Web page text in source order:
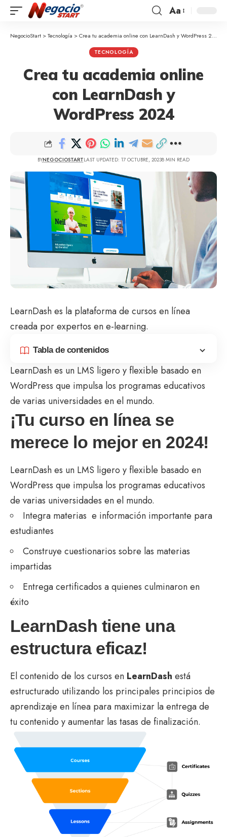
Aa
NegocioStart >Tecnología >Crea tu academia online con LearnDash y WordPress 2024
TECNOLOGÍA
Crea tu academia online
con LearnDash y
WordPress 2024
BYNEGOCIOSTARTLAST UPDATED: 17 OCTUBRE, 20238 MIN READ
LearnDash es la plataforma de cursos en línea
creada por expertos en e-learning.
Tabla de contenidos
LearnDash es un LMS ligero y flexible basado en
WordPress que impulsa los programas educativos
de varias universidades en el mundo.
¡Tu curso en línea se
merece lo mejor en 2024!
LearnDash es un LMS ligero y flexible basado en
WordPress que impulsa los programas educativos
de varias universidades en el mundo.
Integra materias e información importante para
estudiantes
Construye cuestionarios sobre las materias
impartidas
Entrega certificados a quienes culminaron en
éxito
LearnDash tiene una
estructura eficaz!
El contenido de los cursos en LearnDash está
estructurado utilizando los principales principios de
aprendizaje en línea para maximizar la entrega de
tu contenido y aumentar las tasas de finalización.